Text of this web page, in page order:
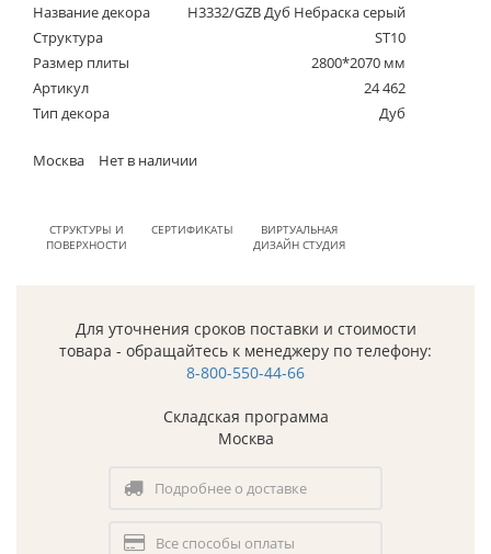
Название декора
H3332/GZB Дуб Небраска серый
Структура
ST10
Размер плиты
2800*2070 мм
Артикул
24 462
Тип декора
Дуб
Москва Нет в наличии
СТРУКТУРЫ И
ПОВЕРХНОСТИ
СЕРТИФИКАТЫ
ВИРТУАЛЬНАЯ
ДИЗАЙН СТУДИЯ
Для уточнения сроков поставки и стоимости
товара - обращайтесь к менеджеру по телефону:
8-800-550-44-66
Складская программа
Москва
Подробнее о доставке
Все способы оплаты